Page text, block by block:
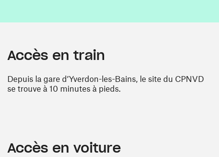
Accès en train
Depuis la gare d’Yverdon-les-Bains, le site du CPNVD
se trouve à 10 minutes à pieds.
Accès en voiture